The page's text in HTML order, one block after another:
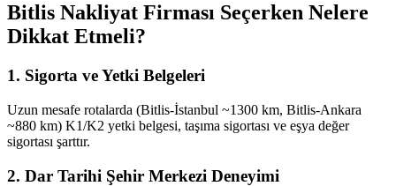
Bitlis Nakliyat Firması Seçerken Nelere
Dikkat Etmeli?
1. Sigorta ve Yetki Belgeleri
Uzun mesafe rotalarda (Bitlis-İstanbul ~1300 km, Bitlis-Ankara
~880 km) K1/K2 yetki belgesi, taşıma sigortası ve eşya değer
sigortası şarttır.
2. Dar Tarihi Şehir Merkezi Deneyimi